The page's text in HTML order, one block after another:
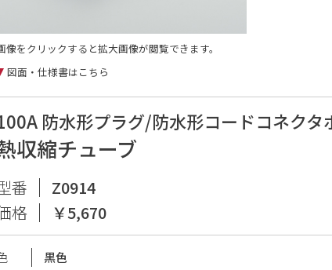
像をクリックすると拡大画像が閲覧できます。
図面・仕様書はこちら
防水形プラグ/防水形コードコネクタ
収縮チューブ
番
Z0914
格
￥5,670
黒色